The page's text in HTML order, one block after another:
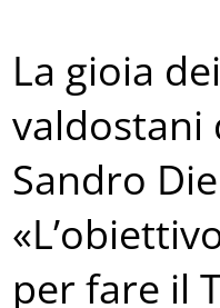
La gioia
valdostani
Sandro
per fare il